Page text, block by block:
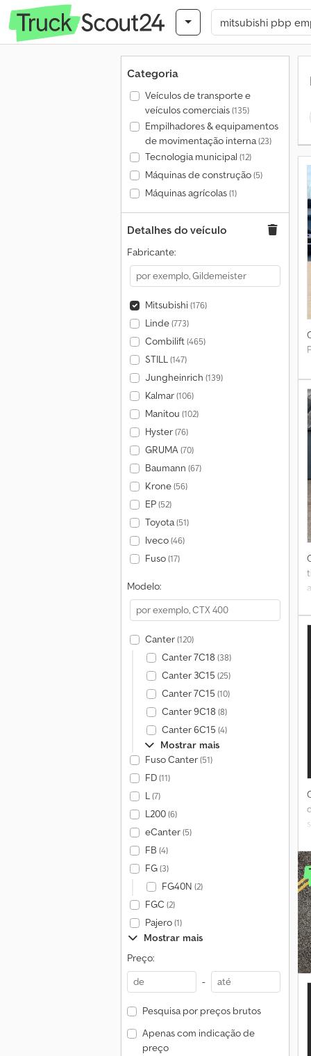
Categoria
Veículos de transporte e
veículos comerciais(135)
Empilhadores & equipamentos
de movimentação interna(23)
Tecnologia municipal (12)
Máquinas de construção(5)
Máquinas agrícolas(1)
Detalhes do veículo
Fabricante:
Mitsubishi(176)
Linde(773)
Combilift(465)
STILL(147)
Jungheinrich (139)
Kalmar(106)
Manitou (102)
Hyster(76)
GRUMA(70)
Baumann (67)
Krone(56)
EP(52)
Toyota(51)
Iveco(46)
Fuso(17)
Modelo:
Canter(120)
Canter 7C18 (38)
Canter 3C15 (25)
Canter 7C15 (10)
Canter 9C18 (8)
Canter 6C15 (4)
Mostrar mais
Fuso Canter(51)
FD(11)
L(7)
L200(6)
eCanter(5)
FB (4)
FG(3)
FG40N (2)
FGC (2)
Pajero(1)
Mostrar mais
Preço:
-
Pesquisa por preços brutos
Apenas com indicação de
preço